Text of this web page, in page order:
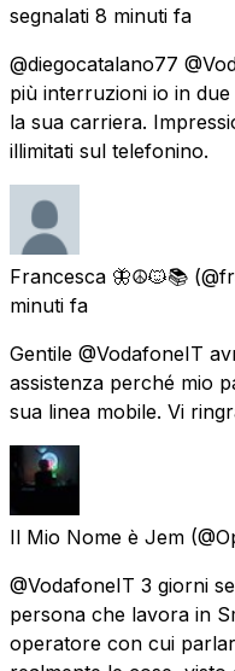
segnalati 8 minuti fa
@diegocatalano77
più interruzioni io in
la sua carriera.
illimitati sul telefonino.
Francesca 🦋☮️🐱📚
minuti fa
Gentile @VodafoneIT
assistenza perché mio
sua linea mobile. Vi
Il Mio Nome è Jem
@VodafoneIT 3 giorni
persona che lavora in
operatore con cui